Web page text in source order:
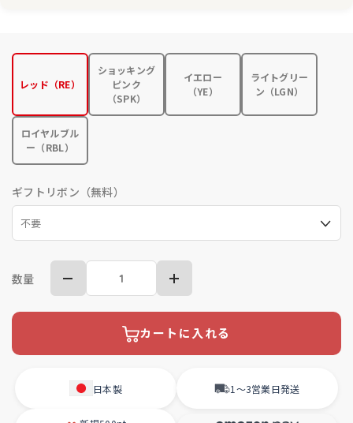
レッド（RE）
ショッキング
ピンク
（SPK）
イエロー
（YE）
ライトグリー
ン（LGN）
ロイヤルブル
ー（RBL）
ギフトリボン（無料）
数量
カートに入れる
日本製 1〜3営業日発送